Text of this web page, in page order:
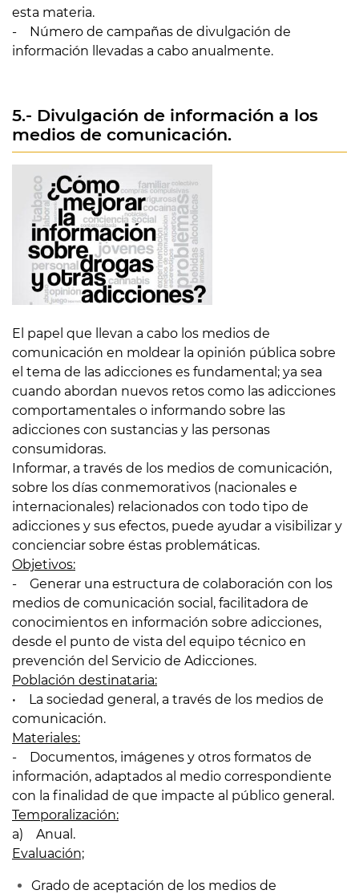
esta materia.
- Número de campañas de divulgación de
información llevadas a cabo anualmente.
5.- Divulgación de información a los
medios de comunicación.
El papel que llevan a cabo los medios de
comunicación en moldear la opinión pública sobre
el tema de las adicciones es fundamental; ya sea
cuando abordan nuevos retos como las adicciones
comportamentales o informando sobre las
adicciones con sustancias y las personas
consumidoras.
Informar, a través de los medios de comunicación,
sobre los días conmemorativos (nacionales e
internacionales) relacionados con todo tipo de
adicciones y sus efectos, puede ayudar a visibilizar y
concienciar sobre éstas problemáticas.
Objetivos:
- Generar una estructura de colaboración con los
medios de comunicación social, facilitadora de
conocimientos en información sobre adicciones,
desde el punto de vista del equipo técnico en
prevención del Servicio de Adicciones.
Población destinataria:
• La sociedad general, a través de los medios de
comunicación.
Materiales:
- Documentos, imágenes y otros formatos de
información, adaptados al medio correspondiente
con la finalidad de que impacte al público general.
Temporalización:
a) Anual.
Evaluación;
Grado de aceptación de los medios de